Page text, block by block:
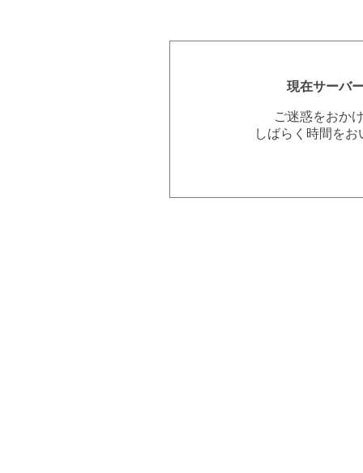
現在サーバ
ご迷惑をおか
しばらく時間を